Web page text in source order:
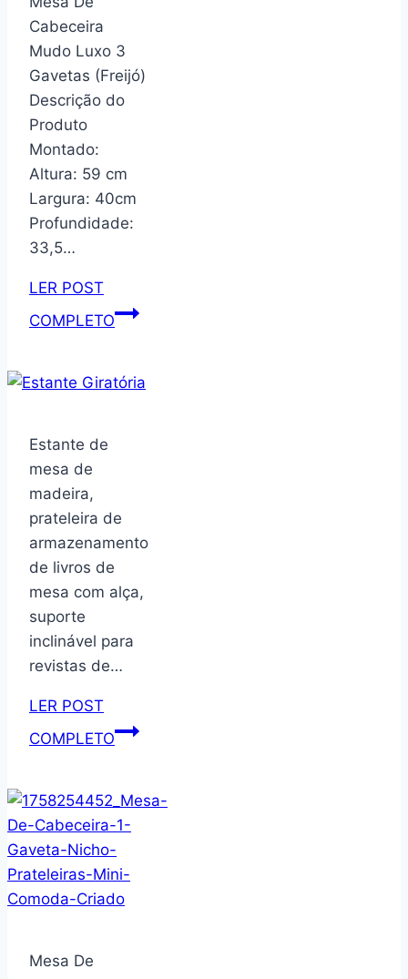
13x13cm
Cabeceira
Mudo Luxo 3
Gavetas (Freijó)
Descrição do
Produto
Montado:
Altura: 59 cm
Largura: 40cm
Profundidade:
33,5…
LER POST
COMPLETOMesa
Mudo
Estante de
mesa de
madeira,
prateleira de
armazenamento
de livros de
mesa com alça,
suporte
inclinável para
revistas de…
LER POST
COMPLETOEstante
de
madeira,
prateleira
de
armazenamento
Mesa De